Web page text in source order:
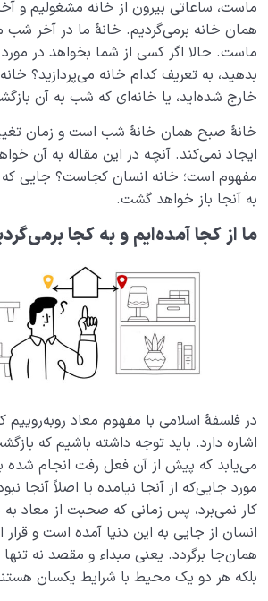
چگونه انسان شویم؟
ماست، ساعاتی بیرون از خانه مشغولیم و
همان خانه برمی‌گردیم. خانۀ ما در آخر شب
ماست. حالا اگر کسی از شما بخواهد در
بدهید، به تعریف کدام خانه می‌پردازید؟
خارج شده‌اید، یا خانه‌ای که شب به آن
خانۀ صبح همان خانۀ شب است و زمان
ایجاد نمی‌کند. آنچه در این مقاله به آن
مفهوم است؛ خانه انسان کجاست؟ جایی که
به آنجا باز خواهد گشت.
ما ازکجاآمده‌ایم و به کجا
در فلسفۀ اسلامی با مفهوم معاد روبه‌روییم
اشاره دارد. باید توجه داشته باشیم که
می‌یابد که پیش از آن فعل رفت انجام
مورد جایی‌که از آنجا نیامده یا اصلاً آنجا
کار نمی‌برد، پس زمانی که صحبت از معاد به
انسان از جایی به این دنیا آمده است و قرار
همان‌جا برگردد. یعنی مبداء و مقصد نه تنها
بلکه هر دو یک محیط با شرایط یکسان